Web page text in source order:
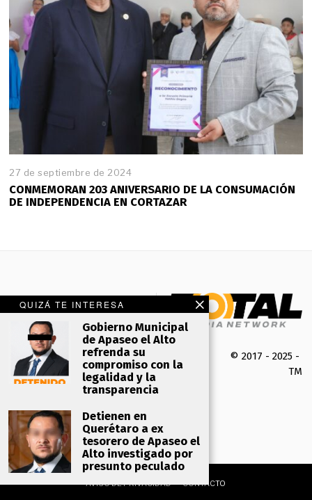
QUIZÁ TE INTERESA
Gobierno Municipal
de Apaseo el Alto
refrenda su
compromiso con la
legalidad y la
transparencia
Detienen en
Querétaro a ex
tesorero de Apaseo el
Alto investigado por
presunto peculado
27 de septiembre de 2024
CONMEMORAN 203 ANIVERSARIO DE LA CONSUMACIÓN
DE INDEPENDENCIA EN CORTAZAR
© 2017 - 2025 -
AVISO DE PRIVACIDAD CONTACTO